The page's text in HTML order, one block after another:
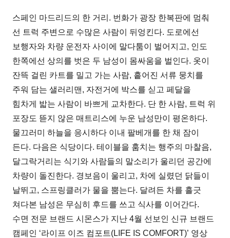
스페인 마드리드의 한 거리. 번화가 광장 한복판에 멈춰
선 트럭 주변으로 수많은 사람이 뒤엉킨다. 도로에선
보행자와 차량 운전자 사이에 말다툼이 벌어지고, 인도
한쪽에선 상의를 벗은 두 남성이 몸싸움을 벌인다. 옷이
잔뜩 걸린 카트를 밀고 가는 사람, 흩어진 서류 뭉치를
주워 담는 샐러리맨, 자전거에 박스를 싣고 페달을
힘차게 밟는 사람이 바쁘게 교차한다. 단 한 사람, 트럭 위
포장도 뜯지 않은 매트리스에 누운 남성만이 평온하다.
물끄러미 하늘을 응시하다 이내 팔베개를 한 채 잠이
든다. 다음은 식당이다. 테이블을 훔치는 행주의 마찰음,
달그락거리는 식기와 사람들의 말소리가 울리던 공간에
차량이 돌진한다. 경보음이 울리고, 차에 실렸던 닭들이
날뛰고, 스프링클러가 물을 뿜는다. 달려든 차를 흘긋
쳐다본 남성은 무심히 후드를 쓰고 식사를 이어간다.
수면 전문 브랜드 시몬스가 지난 4월 선보인 신규 브랜드
캠페인 ‘라이프 이즈 컴포트(LIFE IS COMFORT)’ 영상